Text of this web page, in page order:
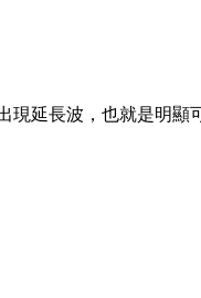
現延長波，也就是明